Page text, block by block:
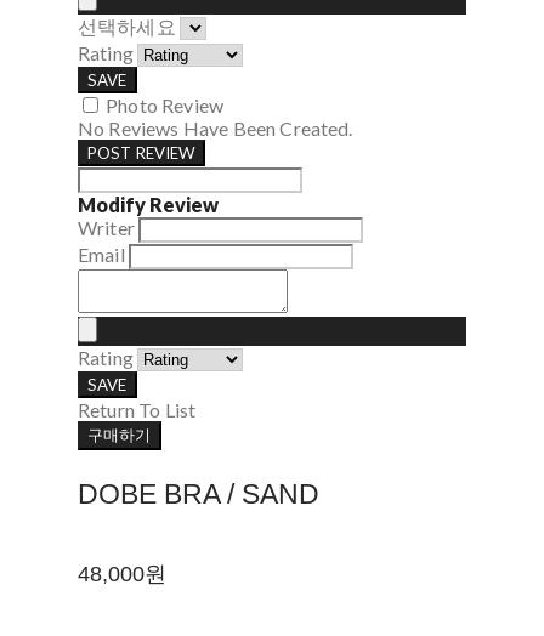
선택하세요
Rating
SAVE
Photo Review
No Reviews Have Been Created.
POST REVIEW
Modify Review
Writer
Email
Rating
SAVE
Return To List
구매하기
DOBE BRA / SAND
48,000원